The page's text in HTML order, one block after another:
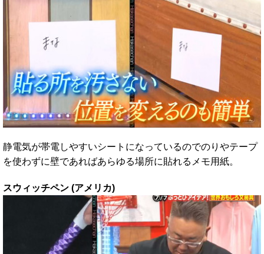
静電気が帯電しやすいシートになっているのでのりやテープ
を使わずに壁であればあらゆる場所に貼れるメモ用紙。
スウィッチペン (アメリカ)